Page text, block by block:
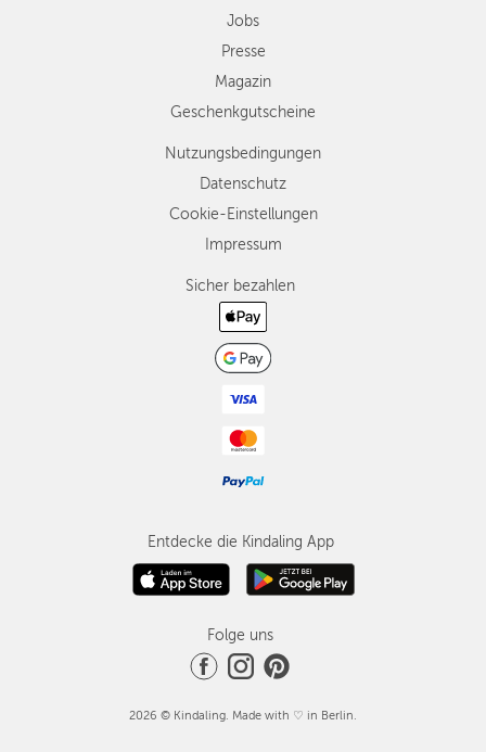
Jobs
Presse
Magazin
Geschenkgutscheine
Nutzungsbedingungen
Datenschutz
Cookie-Einstellungen
Impressum
Sicher bezahlen
Entdecke die Kindaling App
Folge uns
2026 © Kindaling. Made with ♡ in Berlin.